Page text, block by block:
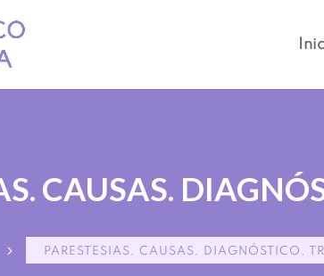
CAUSAS.
5 PARESTESIAS. CAUSAS. DIAGNÓSTICO.